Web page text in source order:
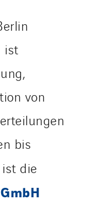
ist
von
bis
die